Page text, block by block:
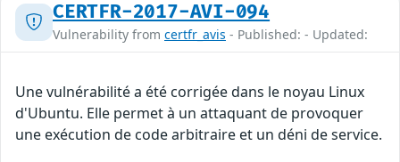
CERTFR-2017-AVI-094
Vulnerability from certfr_avis - Published: - Updated:
Une vulnérabilité a été corrigée dans le noyau Linux
d'Ubuntu. Elle permet à un attaquant de provoquer
une exécution de code arbitraire et un déni de service.